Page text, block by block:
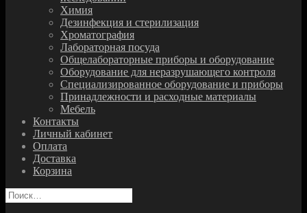
Химия
Дезинфекция и стерилизация
Хроматография
Лабораторная посуда
Общелабораторные приборы и оборудование
Оборудование для неразрушающего контроля
Специализированное оборудование и приборы
Принадлежности и расходные материалы
Мебель
Контакты
Личный кабинет
Оплата
Доставка
Корзина
Найти: